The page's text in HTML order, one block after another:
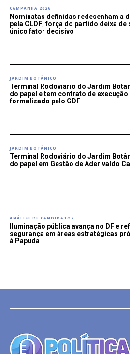
CAMPANHA 2026
Nominatas definidas redesenham a
pela CLDF; força do partido deixa de
único fator decisivo
JARDIM BOTÂNICO
Terminal Rodoviário do Jardim
do papel e tem contrato de execução
formalizado pelo GDF
JARDIM BOTÂNICO
Terminal Rodoviário do Jardim
do papel em Gestão de Aderivaldo
ANÁLISE DE CANDIDATOS
Iluminação pública avança no DF e
segurança em áreas estratégicas
à Papuda